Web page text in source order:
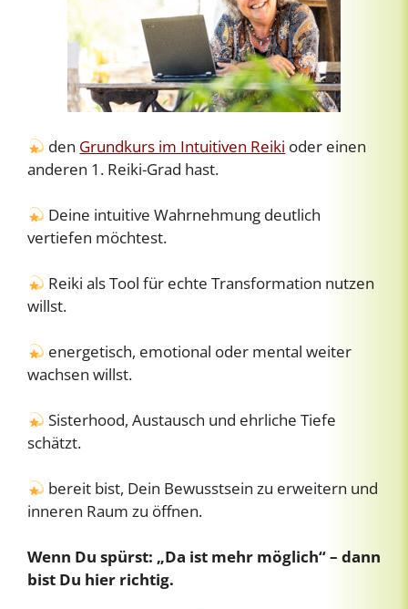
den Grundkurs im Intuitiven Reiki oder einen
anderen 1. Reiki-Grad hast.
Deine intuitive Wahrnehmung deutlich
vertiefen möchtest.
Reiki als Tool für echte Transformation nutzen
willst.
energetisch, emotional oder mental weiter
wachsen willst.
Sisterhood, Austausch und ehrliche Tiefe
schätzt.
bereit bist, Dein Bewusstsein zu erweitern und
inneren Raum zu öffnen.
Wenn Du spürst: „Da ist mehr möglich“ – dann
bist Du hier richtig.